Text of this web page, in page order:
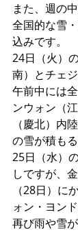
また、週の
全国的な雪
込みです。
24日（火）
南）とチェ
午前中には
ンウォン（
（慶北）内
の雪が積も
25日（水）
しですが、
（28日）に
ォン・ヨン
再び雨や雪